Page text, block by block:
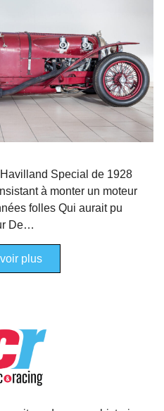
Special de 1928
à monter un moteur
folles Qui aurait pu
De…
plus